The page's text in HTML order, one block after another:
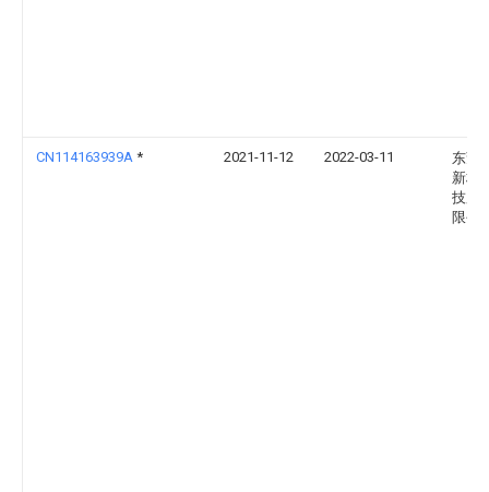
CN114163939A * 2021-11-12 2022-03-11
东莞
新材
技股
限公